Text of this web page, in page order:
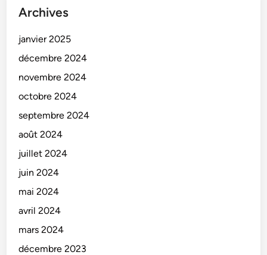
Archives
janvier 2025
décembre 2024
novembre 2024
octobre 2024
septembre 2024
août 2024
juillet 2024
juin 2024
mai 2024
avril 2024
mars 2024
décembre 2023